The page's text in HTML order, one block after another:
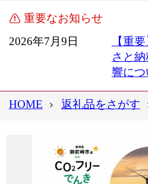
重要なお知らせ
2026年7月9日
【重
さと
響につ
HOME 返礼品をさがす